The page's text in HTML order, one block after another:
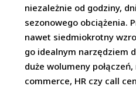
niezależnie od godziny,
sezonowego obciążenia.
nawet siedmiokrotny
go idealnym narzędziem
duże wolumeny
commerce, HR czy call